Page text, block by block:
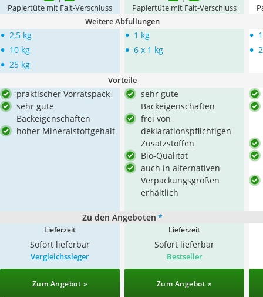
Papiertüte mit Falt-Verschluss Papiertüte mit Falt-Verschluss
Weitere Abfüllungen
• 2,5 kg
• 10 kg
• 25 kg
• 1 kg
• 6 x 1 kg
•
•
Vorteile
praktischer Vorratspack
sehr gute
Backeigenschaften
hoher Mineralstoffgehalt
sehr gute
Backeigenschaften
frei von
deklarationspflichtigen
Zusatzstoffen
Bio-Qualität
auch in alternativen
Verpackungsgrößen
erhältlich
Zu den Angeboten *
Lieferzeit
Sofort lieferbar
Lieferzeit
Sofort lieferbar
Vergleichssieger
Zum Angebot »
Bestseller
Zum Angebot »